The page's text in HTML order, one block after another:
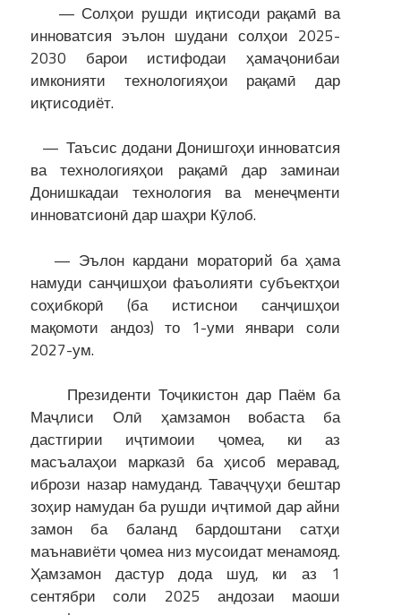
— Солҳои рушди иқтисоди рақамӣ ва
инноватсия эълон шудани солҳои 2025-
2030 барои истифодаи ҳамаҷонибаи
имконияти технологияҳои рақамӣ дар
иқтисодиёт.
— Таъсис додани Донишгоҳи инноватсия
ва технологияҳои рақамӣ дар заминаи
Донишкадаи технология ва менеҷменти
инноватсионӣ дар шаҳри Кӯлоб.
— Эълон кардани мораторий ба ҳама
намуди санҷишҳои фаъолияти субъектҳои
соҳибкорӣ (ба истиснои санҷишҳои
мақомоти андоз) то 1-уми январи соли
2027-ум.
Президенти Тоҷикистон дар Паём ба
Маҷлиси Олӣ ҳамзамон вобаста ба
дастгирии иҷтимоии ҷомеа, ки аз
масъалаҳои марказӣ ба ҳисоб меравад,
ибрози назар намуданд. Таваҷҷуҳи бештар
зоҳир намудан ба рушди иҷтимоӣ дар айни
замон ба баланд бардоштани сатҳи
маънавиёти ҷомеа низ мусоидат менамояд.
Ҳамзамон дастур дода шуд, ки аз 1
сентябри соли 2025 андозаи маоши